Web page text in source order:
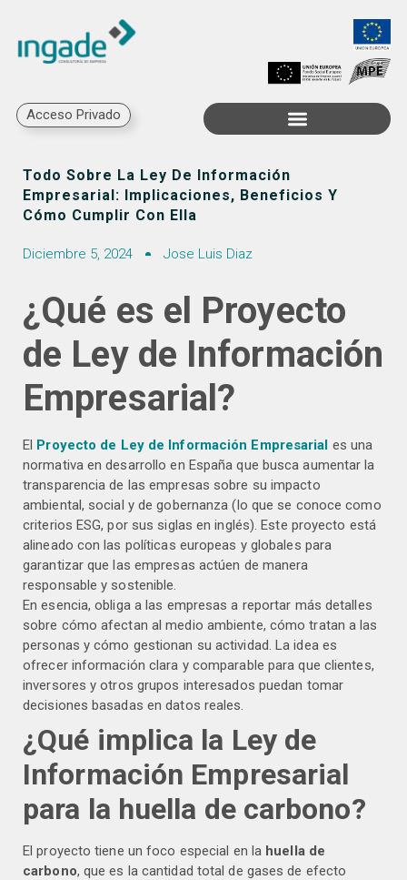
Acceso Privado
Todo Sobre La Ley De Información
Empresarial: Implicaciones, Beneficios Y
Cómo Cumplir Con Ella
Diciembre 5, 2024 Jose Luis Diaz
¿Qué es el Proyecto
de Ley de Información
Empresarial?
El Proyecto de Ley de Información Empresarial es una
normativa en desarrollo en España que busca aumentar la
transparencia de las empresas sobre su impacto
ambiental, social y de gobernanza (lo que se conoce como
criterios ESG, por sus siglas en inglés). Este proyecto está
alineado con las políticas europeas y globales para
garantizar que las empresas actúen de manera
responsable y sostenible.
En esencia, obliga a las empresas a reportar más detalles
sobre cómo afectan al medio ambiente, cómo tratan a las
personas y cómo gestionan su actividad. La idea es
ofrecer información clara y comparable para que clientes,
inversores y otros grupos interesados puedan tomar
decisiones basadas en datos reales.
¿Qué implica la Ley de
Información Empresarial
para la huella de carbono?
El proyecto tiene un foco especial en la huella de
carbono, que es la cantidad total de gases de efecto